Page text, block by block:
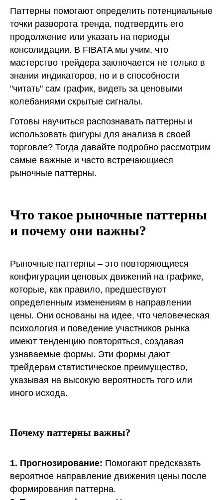
Паттерны помогают определить потенциальные
точки разворота тренда, подтвердить его
продолжение или указать на периоды
консолидации. В FIBATA мы учим, что
мастерство трейдера заключается не только в
знании индикаторов, но и в способности
"читать" сам график, видеть за ценовыми
колебаниями скрытые сигналы.
Готовы научиться распознавать паттерны и
использовать фигуры для анализа в своей
торговле? Тогда давайте подробно рассмотрим
самые важные и часто встречающиеся
рыночные паттерны.
Что такое рыночные паттерны
и почему они важны?
Рыночные паттерны – это повторяющиеся
конфигурации ценовых движений на графике,
которые, как правило, предшествуют
определенным изменениям в направлении
цены. Они основаны на идее, что человеческая
психология и поведение участников рынка
имеют тенденцию повторяться, создавая
узнаваемые формы. Эти формы дают
трейдерам статистическое преимущество,
указывая на высокую вероятность того или
иного исхода.
Почему паттерны важны?
1. Прогнозирование: Помогают предсказать
вероятное направление движения цены после
формирования паттерна.